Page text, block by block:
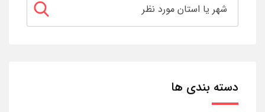
دسته بندی ها